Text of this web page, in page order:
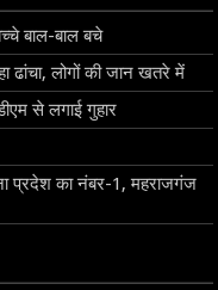
बाल-बाल बचे
ढांचा, लोगों की जान खतरे में
से लगाई गुहार
प्रदेश का नंबर-1, महराजगंज